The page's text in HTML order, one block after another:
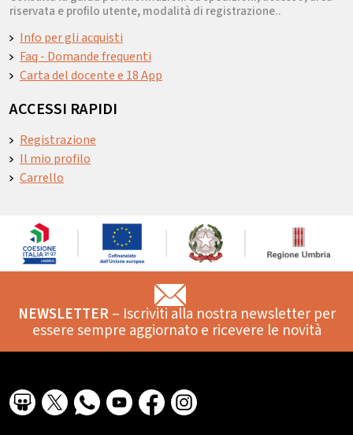
riservata e profilo utente, modalità di registrazione..
Info per gli acquisti
Faq - Domande frequenti
Carta del docente e 18 App
ACCESSI RAPIDI
Registrazione
Il mio profilo
Carrello
NEWSLETTER– Iscriviti alla nostra newsletter per
essere sempre aggiornato e ricevere le novità